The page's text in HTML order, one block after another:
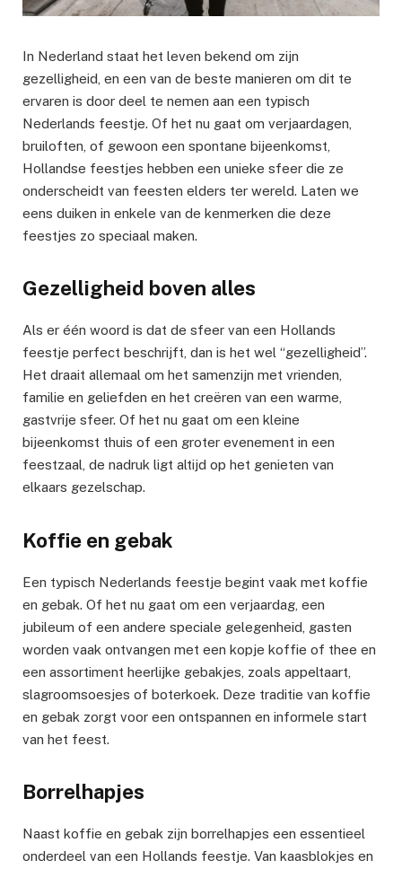
In Nederland staat het leven bekend om zijn
gezelligheid, en een van de beste manieren om dit te
ervaren is door deel te nemen aan een typisch
Nederlands feestje. Of het nu gaat om verjaardagen,
bruiloften, of gewoon een spontane bijeenkomst,
Hollandse feestjes hebben een unieke sfeer die ze
onderscheidt van feesten elders ter wereld. Laten we
eens duiken in enkele van de kenmerken die deze
feestjes zo speciaal maken.
Gezelligheid boven alles
Als er één woord is dat de sfeer van een Hollands
feestje perfect beschrijft, dan is het wel “gezelligheid”.
Het draait allemaal om het samenzijn met vrienden,
familie en geliefden en het creëren van een warme,
gastvrije sfeer. Of het nu gaat om een kleine
bijeenkomst thuis of een groter evenement in een
feestzaal, de nadruk ligt altijd op het genieten van
elkaars gezelschap.
Koffie en gebak
Een typisch Nederlands feestje begint vaak met koffie
en gebak. Of het nu gaat om een verjaardag, een
jubileum of een andere speciale gelegenheid, gasten
worden vaak ontvangen met een kopje koffie of thee en
een assortiment heerlijke gebakjes, zoals appeltaart,
slagroomsoesjes of boterkoek. Deze traditie van koffie
en gebak zorgt voor een ontspannen en informele start
van het feest.
Borrelhapjes
Naast koffie en gebak zijn borrelhapjes een essentieel
onderdeel van een Hollands feestje. Van kaasblokjes en